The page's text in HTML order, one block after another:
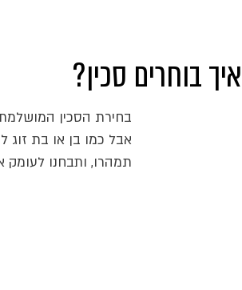
איך בוחרים סכין?
בחירת הסכין
אבל כמו בן או בת זוג
תמהרו, ותבחנו לעומק